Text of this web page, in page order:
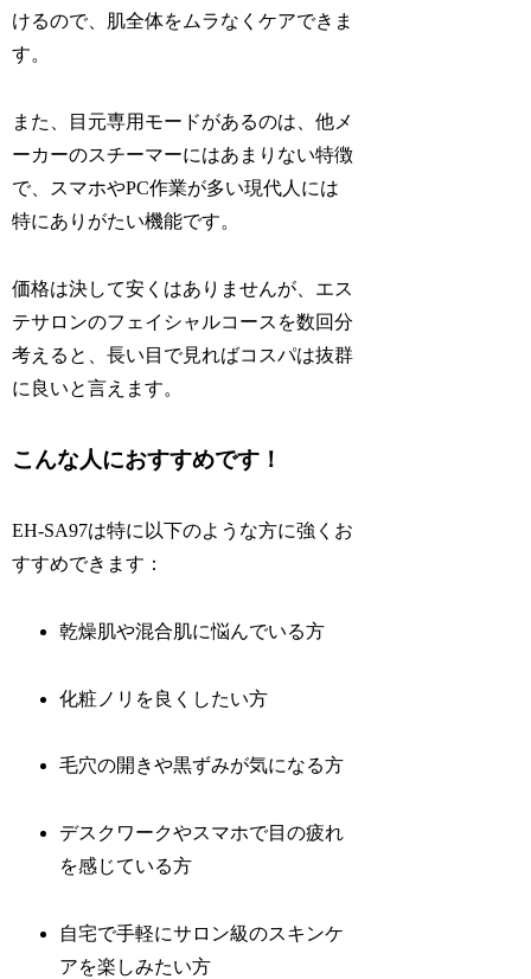
けるので、肌全体をムラなくケアできま
す。
また、目元専用モードがあるのは、他メ
ーカーのスチーマーにはあまりない特徴
で、スマホやPC作業が多い現代人には
特にありがたい機能です。
価格は決して安くはありませんが、エス
テサロンのフェイシャルコースを数回分
考えると、長い目で見ればコスパは抜群
に良いと言えます。
こんな人におすすめです！
EH-SA97は特に以下のような方に強くお
すすめできます：
乾燥肌や混合肌に悩んでいる方
化粧ノリを良くしたい方
毛穴の開きや黒ずみが気になる方
デスクワークやスマホで目の疲れ
を感じている方
自宅で手軽にサロン級のスキンケ
アを楽しみたい方